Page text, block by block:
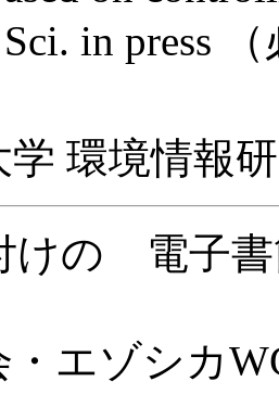
Sci. in press
学 環境情報
けの 電子
・エゾシカ